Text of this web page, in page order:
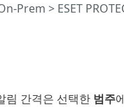
Prem > ESET
림 간격은 선택한 범주